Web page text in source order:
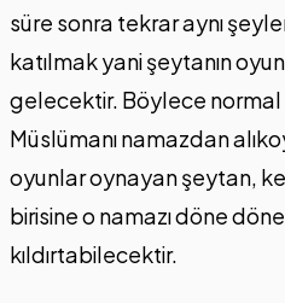
süre sonra tekrar aynı
katılmak yani şeytanın
gelecektir. Böylece
Müslümanı namazdan
oyunlar oynayan şeytan,
birisine o namazı döne
kıldırtabilecektir.